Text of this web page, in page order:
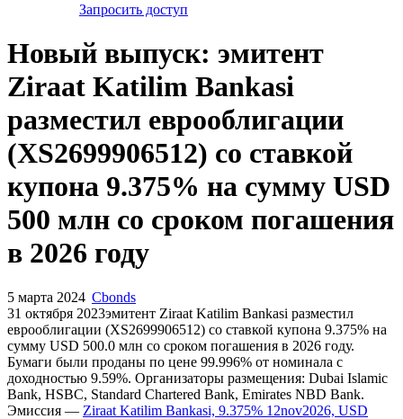
Запросить доступ
Новый выпуск: эмитент
Ziraat Katilim Bankasi
разместил еврооблигации
(XS2699906512) со ставкой
купона 9.375% на сумму USD
500 млн со сроком погашения
в 2026 году
5 марта 2024 Cbonds
31 октября 2023эмитент Ziraat Katilim Bankasi разместил
еврооблигации (XS2699906512) cо ставкой купона 9.375% на
сумму USD 500.0 млн со сроком погашения в 2026 году.
Бумаги были проданы по цене 99.996% от номинала с
доходностью 9.59%. Организаторы размещения: Dubai Islamic
Bank, HSBC, Standard Chartered Bank, Emirates NBD Bank.
Эмиссия — Ziraat Katilim Bankasi, 9.375% 12nov2026, USD